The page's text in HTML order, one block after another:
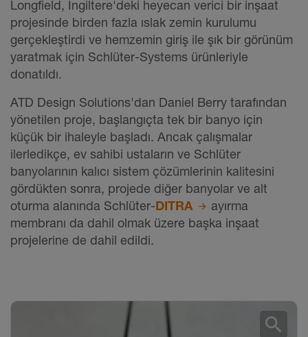
Longfield, İngiltere'deki heyecan verici bir inşaat
projesinde birden fazla ıslak zemin kurulumu
gerçekleştirdi ve hemzemin giriş ile şık bir görünüm
yaratmak için Schlüter-Systems ürünleriyle
donatıldı.
ATD Design Solutions'dan Daniel Berry tarafından
yönetilen proje, başlangıçta tek bir banyo için
küçük bir ihaleyle başladı. Ancak çalışmalar
ilerledikçe, ev sahibi ustaların ve Schlüter
banyolarının kalıcı sistem çözümlerinin kalitesini
gördükten sonra, projede diğer banyolar ve alt
oturma alanında Schlüter-DITRA
ayırma
membranı da dahil olmak üzere başka inşaat
projelerine de dahil edildi.
search